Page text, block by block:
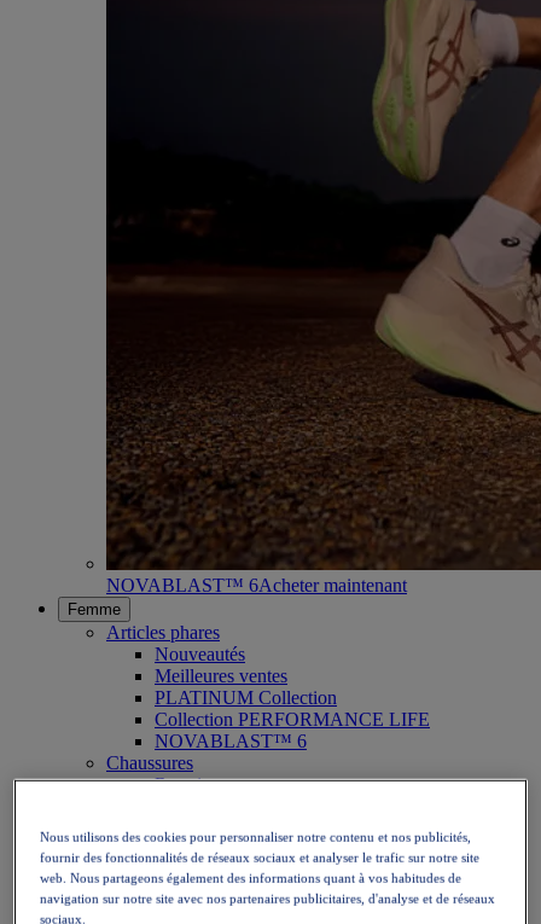
NOVABLAST™ 6Acheter maintenant
Femme
Articles phares
Nouveautés
Meilleures ventes
PLATINUM Collection
Collection PERFORMANCE LIFE
NOVABLAST™ 6
Chaussures
Running
Tennis
Volley
Handball
Padel
Nous utilisons des cookies pour personnaliser notre contenu et nos publicités,
fournir des fonctionnalités de réseaux sociaux et analyser le trafic sur notre site
web. Nous partageons également des informations quant à vos habitudes de
navigation sur notre site avec nos partenaires publicitaires, d'analyse et de réseaux
sociaux.